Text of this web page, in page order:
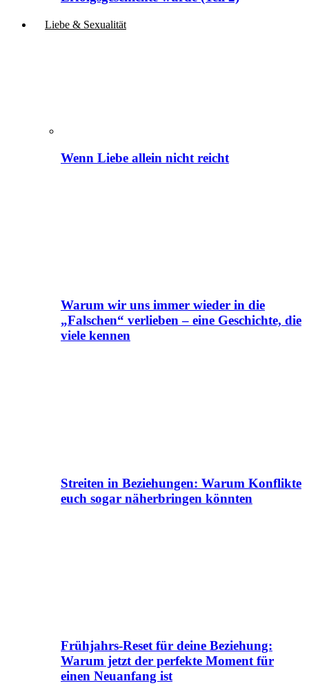
Liebe & Sexualität
Wenn Liebe allein nicht reicht
Warum wir uns immer wieder in die
„Falschen“ verlieben – eine Geschichte, die
viele kennen
Streiten in Beziehungen: Warum Konflikte
euch sogar näherbringen könnten
Frühjahrs-Reset für deine Beziehung:
Warum jetzt der perfekte Moment für
einen Neuanfang ist